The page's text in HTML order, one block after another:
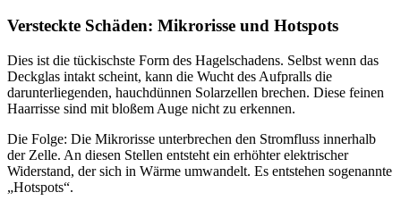
Versteckte Schäden: Mikrorisse und Hotspots
Dies ist die tückischste Form des Hagelschadens. Selbst wenn das
Deckglas intakt scheint, kann die Wucht des Aufpralls die
darunterliegenden, hauchdünnen Solarzellen brechen. Diese feinen
Haarrisse sind mit bloßem Auge nicht zu erkennen.
Die Folge: Die Mikrorisse unterbrechen den Stromfluss innerhalb
der Zelle. An diesen Stellen entsteht ein erhöhter elektrischer
Widerstand, der sich in Wärme umwandelt. Es entstehen sogenannte
„Hotspots“.